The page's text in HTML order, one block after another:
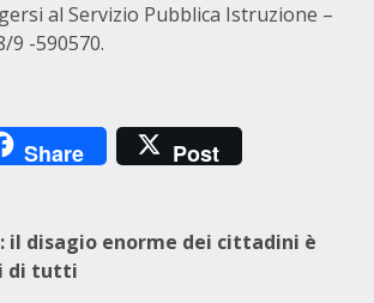
al Servizio Pubblica Istruzione –
9 -590570.
Share Post
il disagio enorme dei cittadini è
di tutti